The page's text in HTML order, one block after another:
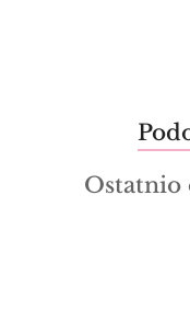
Pomiń karuzelę
o
Produkty
Ostatnio